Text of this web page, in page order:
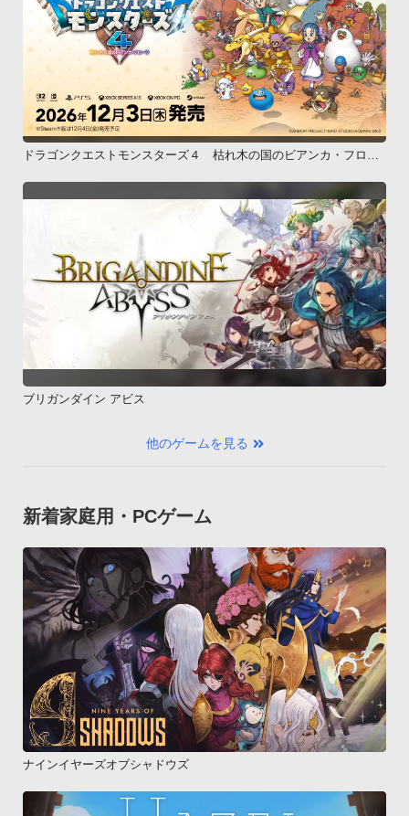
ドラゴンクエストモンスターズ４ 枯れ木の国のビアンカ・フロー
ブリガンダイン アビス
他のゲームを見る
新着家庭用・PCゲーム
ナインイヤーズオブシャドウズ